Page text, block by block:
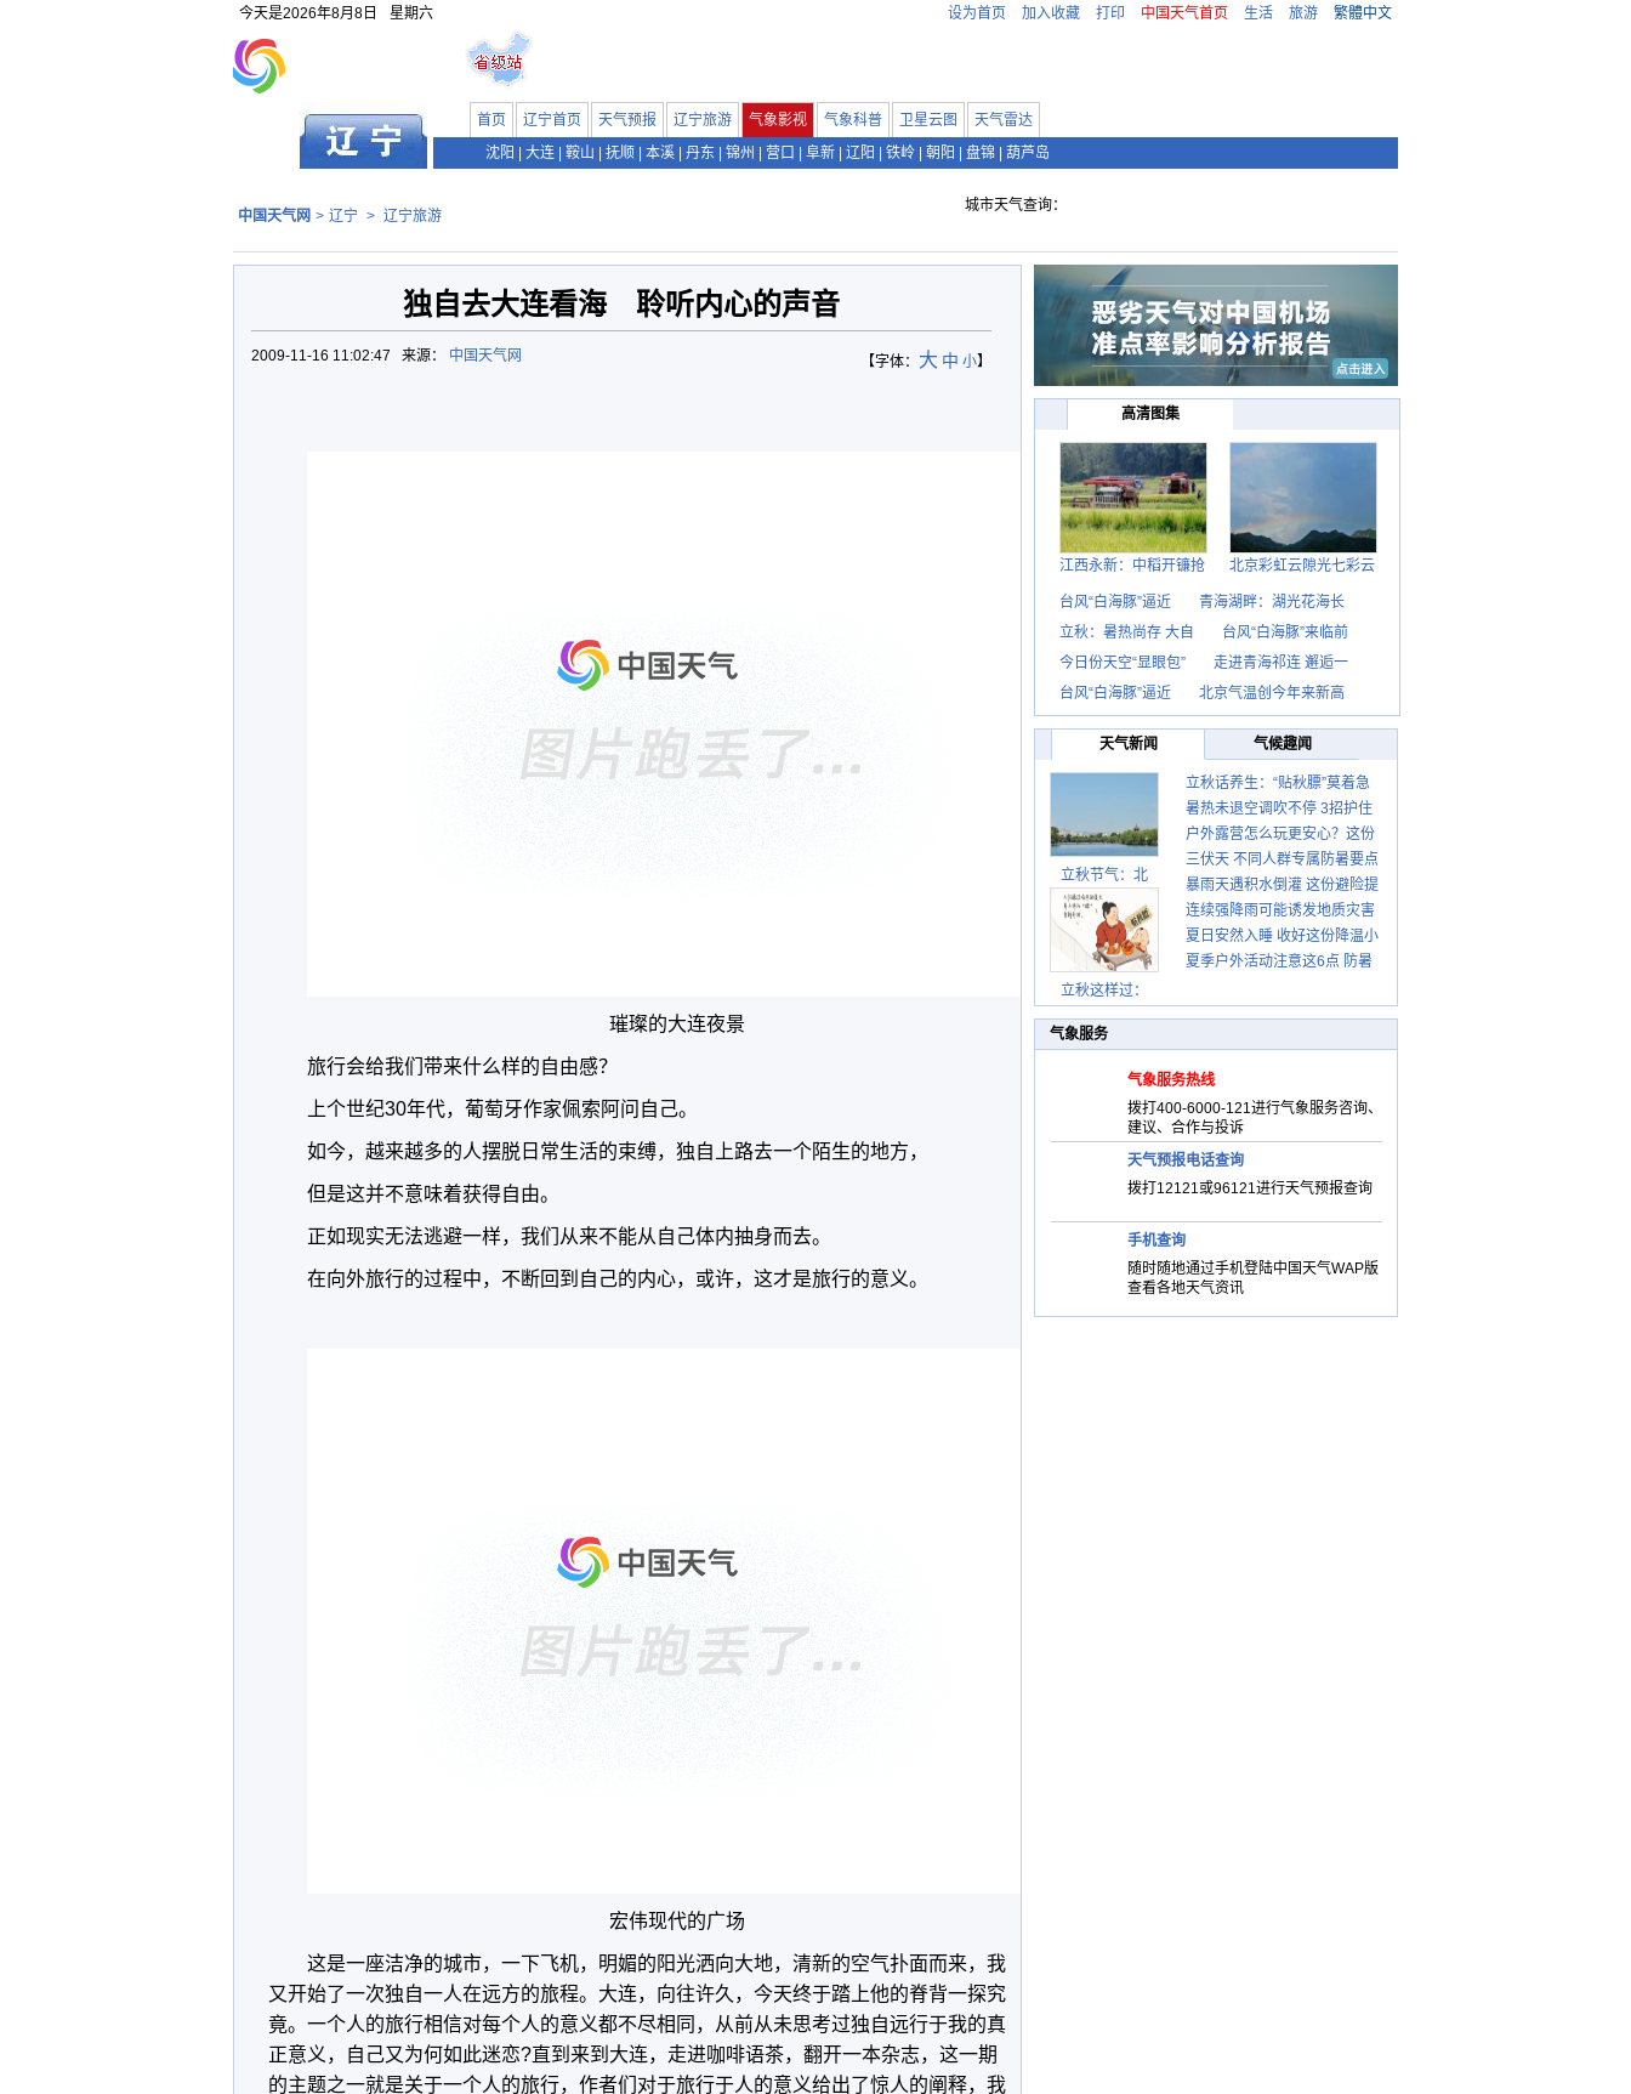
今天是2026年8月8日 星期六 设为首页 加入收藏 打印 中国天气首页 生活 旅游 繁體中文
首页 辽宁首页 天气预报 辽宁旅游 气象影视 气象科普 卫星云图
天气雷达
沈阳
大连 鞍山 抚顺 本溪 丹东 锦州 营口 阜新 辽阳 铁岭 朝阳 盘锦 葫芦岛
中国天气网 > 辽宁 > 辽宁旅游
城市天气查询：
独自去大连看海 聆听内心的声音
【字体： 大 中 小】
2009-11-16 11:02:47 来源： 中国天气网
璀璨的大连夜景
旅行会给我们带来什么样的自由感？
上个世纪30年代，葡萄牙作家佩索阿问自己。
如今，越来越多的人摆脱日常生活的束缚，独自上路去一个陌生的地方，
但是这并不意味着获得自由。
正如现实无法逃避一样，我们从来不能从自己体内抽身而去。
在向外旅行的过程中，不断回到自己的内心，或许，这才是旅行的意义。
宏伟现代的广场
这是一座洁净的城市，一下飞机，明媚的阳光洒向大地，清新的空气扑面而来，我
又开始了一次独自一人在远方的旅程。大连，向往许久，今天终于踏上他的脊背一探究
竟。一个人的旅行相信对每个人的意义都不尽相同，从前从未思考过独自远行于我的真
正意义，自己又为何如此迷恋?直到来到大连，走进咖啡语茶，翻开一本杂志，这一期
的主题之一就是关于一个人的旅行，作者们对于旅行于人的意义给出了惊人的阐释，我
高清图集
江西永新：中稻开镰抢 北京彩虹云隙光七彩云
台风“白海豚”逼近
青海湖畔：湖光花海长
立秋：暑热尚存 大自
台风“白海豚”来临前
今日份天空“显眼包”
走进青海祁连 邂逅一
台风“白海豚”逼近
北京气温创今年来新高
天气新闻 气候趣闻
立秋节气：北
立秋这样过：
立秋话养生：“贴秋膘”莫着急
先清暑再防燥
暑热未退空调吹不停 3招护住
肩颈不酸痛
户外露营怎么玩更安心？这份
攻略请收好
三伏天 不同人群专属防暑要点
请收好
暴雨天遇积水倒灌 这份避险提
示请收好
连续强降雨可能诱发地质灾害
这些前兆要知道
夏日安然入睡 收好这份降温小
贴士
夏季户外活动注意这6点 防暑
气象服务
气象服务热线
拨打400-6000-121进行气象服务咨询、
建议、合作与投诉
天气预报电话查询
拨打12121或96121进行天气预报查询
手机查询
随时随地通过手机登陆中国天气WAP版
查看各地天气资讯